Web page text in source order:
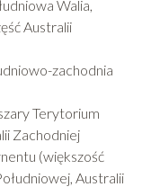
Walia,
Australii
zachodnia
Terytorium
Zachodniej
(większość
Australii